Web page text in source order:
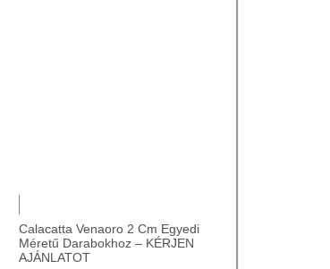
Calacatta Venaoro 2 Cm Egyedi
Méretű Darabokhoz – KÉRJEN
AJÁNLATOT